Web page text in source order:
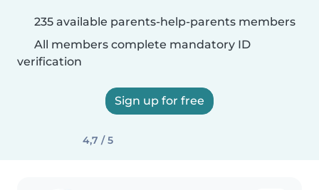
235 available parents-help-parents members
All members complete mandatory ID
verification
Sign up for free
4,7 / 5